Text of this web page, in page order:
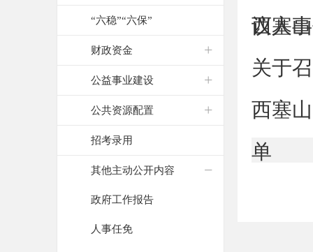
“六稳”“六保”
财政资金
公益事业建设
公共资源配置
招考录用
其他主动公开内容
政府工作报告
人事任免
议人
西塞
关于
西塞
单